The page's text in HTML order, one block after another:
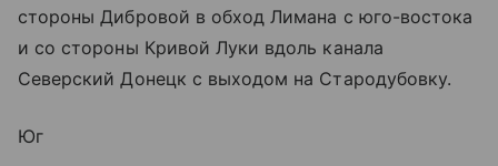
стороны Дибровой в обход Лимана с юго-востока
и со стороны Кривой Луки вдоль канала
Северский Донецк с выходом на Стародубовку.
Юг